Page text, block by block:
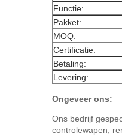
Functie:
Pakket:
MOQ:
Certificatie:
Betaling:
Levering:
Ongeveer ons:
Ons bedrijf
controlewapen,